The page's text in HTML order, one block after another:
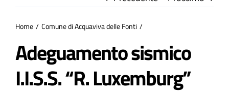
Partecipa
Home Comune di Acquaviva delle Fonti
Adeguamento sismico
I.I.S.S. “R. Luxemburg”